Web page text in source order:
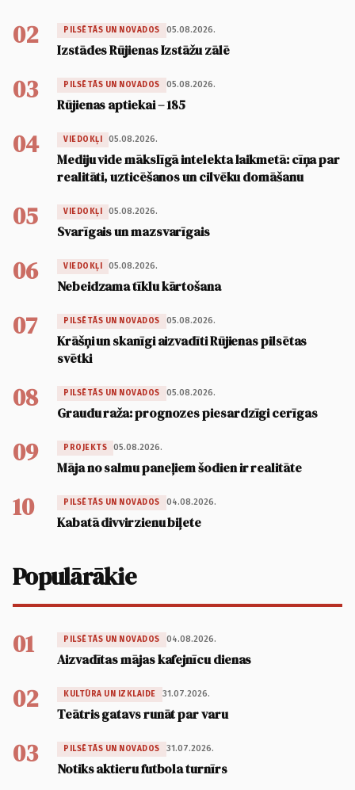
02 PILSĒTĀS UN NOVADOS 05.08.2026.
Izstādes Rūjienas Izstāžu zālē
03 PILSĒTĀS UN NOVADOS 05.08.2026.
Rūjienas aptiekai – 185
04 VIEDOKĻI 05.08.2026.
Mediju vide mākslīgā intelekta laikmetā: cīņa par
realitāti, uzticēšanos un cilvēku domāšanu
05 VIEDOKĻI 05.08.2026.
Svarīgais un mazsvarīgais
06 VIEDOKĻI 05.08.2026.
Nebeidzama tīklu kārtošana
07 PILSĒTĀS UN NOVADOS 05.08.2026.
Krāšņi un skanīgi aizvadīti Rūjienas pilsētas
svētki
08 PILSĒTĀS UN NOVADOS 05.08.2026.
Graudu raža: prognozes piesardzīgi cerīgas
09 PROJEKTS 05.08.2026.
Māja no salmu paneļiem šodien ir realitāte
10 PILSĒTĀS UN NOVADOS 04.08.2026.
Kabatā divvirzienu biļete
Populārākie
01 PILSĒTĀS UN NOVADOS 04.08.2026.
Aizvadītas mājas kafejnīcu dienas
02 KULTŪRA UN IZKLAIDE 31.07.2026.
Teātris gatavs runāt par varu
03 PILSĒTĀS UN NOVADOS 31.07.2026.
Notiks aktieru futbola turnīrs